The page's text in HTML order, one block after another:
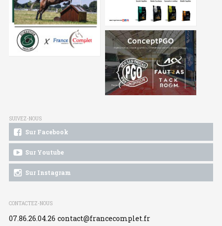
SUIVEZ-NOUS
Sur Facebook
Sur Youtube
Sur Instagram
CONTACTEZ-NOUS
07.86.26.04.26 contact@francecomplet.fr